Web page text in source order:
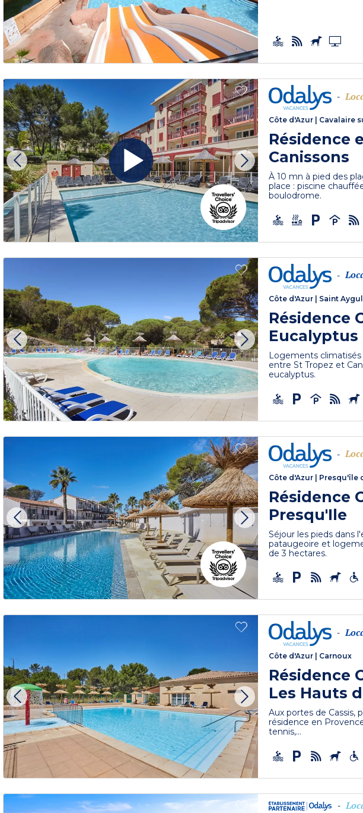
-
Côte d'Azur Cavalaire
Résidence
Canissons
À 10 mn à pied des
place : piscine
boulodrome.
-
Côte d'Azur Saint
Résidence
Eucalyptus
Logements climatisés
entre St Tropez et
eucalyptus.
-
Côte d'Azur | Presqu'île
Résidence
Presqu'Ile
Séjour les pieds dans
pataugeoire et
de 3 hectares.
-
Côte d'Azur Carnoux
Résidence
Les Hauts
Aux portes de Cassis,
résidence en
tennis,...
-